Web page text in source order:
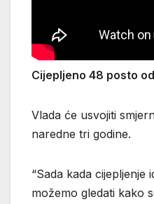
Cijepljeno 48 posto
Vlada će usvojiti
naredne tri godine.
“Sada kada cijepljenje
možemo gledati kako